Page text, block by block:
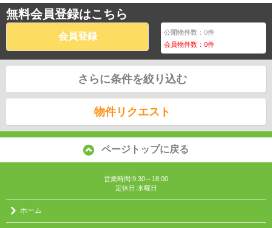
無料会員登録はこちら
会員登録 公開物件数：0件
会員物件数：0件
さらに条件を絞り込む
物件リクエスト
ページトップに戻る
営業時間:9:30～18:00
定休日:水曜日
ホーム